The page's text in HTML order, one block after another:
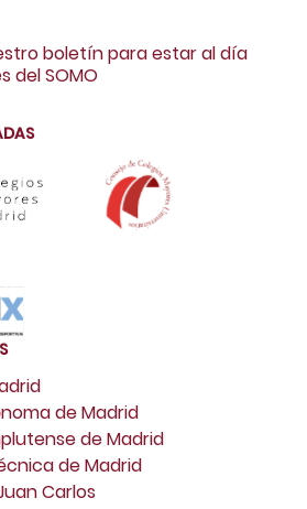
boletín para estar al día
del SOMO
de Madrid
de Madrid
de Madrid
Carlos